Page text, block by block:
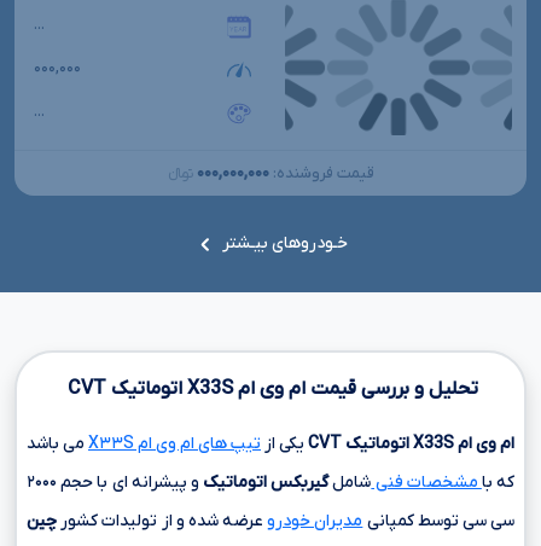
...
۰۰۰,۰۰۰
...
قیمت فروشنده: ۰۰۰,۰۰۰,۰۰۰ تومانءءء
خـودروهای بیـشتر
تحلیل و بررسی قیمت ام وی امX33S اتوماتیک CVT
ام وی امX33Sاتوماتیک CVT یکی از تیپ های ام وی ام X۳۳S
می باشد
که با مشخصات فنی شاملگیربکس اتوماتیک و پیشرانه ای با حجم ۲۰۰۰
سی سی توسط کمپانی مدیران خودروعرضه شده و از تولیدات کشور چین